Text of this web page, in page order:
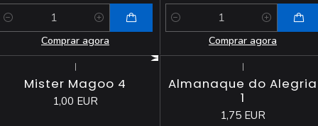
Comprar agora
Quantidade
Comprar agora
|
Mister Magoo 4
1,00 EUR
|
Almanaque do Alegria
1
1,75 EUR